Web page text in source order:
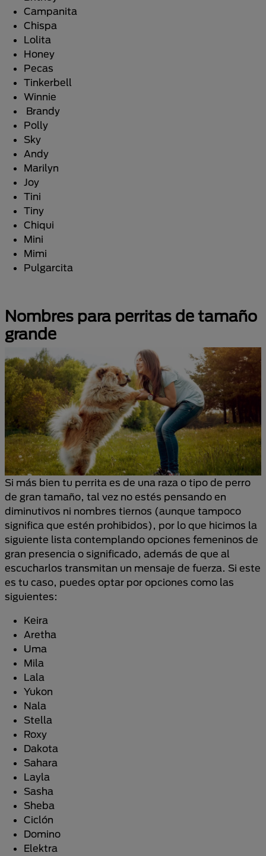
Campanita
Chispa
Lolita
Honey
Pecas
Tinkerbell
Winnie
Brandy
Polly
Sky
Andy
Marilyn
Joy
Tini
Tiny
Chiqui
Mini
Mimi
Pulgarcita
Nombres para perritas de tamaño
grande
Si más bien tu perrita es de una raza o tipo de perro
de gran tamaño, tal vez no estés pensando en
diminutivos ni nombres tiernos (aunque tampoco
significa que estén prohibidos), por lo que hicimos la
siguiente lista contemplando opciones femeninos de
gran presencia o significado, además de que al
escucharlos transmitan un mensaje de fuerza. Si este
es tu caso, puedes optar por opciones como las
siguientes:
Keira
Aretha
Uma
Mila
Lala
Yukon
Nala
Stella
Roxy
Dakota
Sahara
Layla
Sasha
Sheba
Ciclón
Domino
Elektra